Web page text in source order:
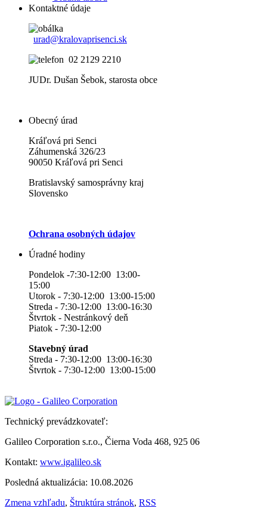
Kontaktné údaje
urad@kralovaprisenci.sk
02 2129 2210
JUDr. Dušan Šebok, starosta obce
Obecný úrad
Kráľová pri Senci
Záhumenská 326/23
90050 Kráľová pri Senci
Bratislavský samosprávny kraj
Slovensko
Ochrana osobných údajov
Úradné hodiny
Pondelok -7:30-12:00 13:00-
15:00
Utorok - 7:30-12:00 13:00-15:00
Streda - 7:30-12:00 13:00-16:30
Štvrtok - Nestránkový deň
Piatok - 7:30-12:00
Stavebný úrad
Streda - 7:30-12:00 13:00-16:30
Štvrtok - 7:30-12:00 13:00-15:00
Technický prevádzkovateľ:
Galileo Corporation s.r.o., Čierna Voda 468, 925 06
Kontakt: www.igalileo.sk
Posledná aktualizácia: 10.08.2026
Zmena vzhľadu, Štruktúra stránok, RSS